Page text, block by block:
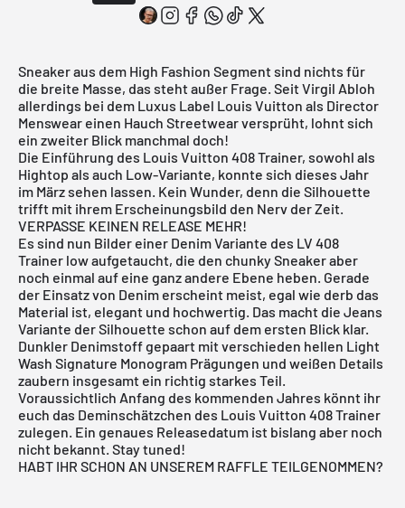
Sneaker aus dem High Fashion Segment sind nichts für
die breite Masse, das steht außer Frage. Seit Virgil Abloh
allerdings bei dem Luxus Label Louis Vuitton als Director
Menswear einen Hauch Streetwear versprüht, lohnt sich
ein zweiter Blick manchmal doch!
Die Einführung des Louis Vuitton 408 Trainer, sowohl als
Hightop als auch Low-Variante, konnte sich dieses Jahr
im März sehen lassen. Kein Wunder, denn die Silhouette
trifft mit ihrem Erscheinungsbild den Nerv der Zeit.
VERPASSE KEINEN RELEASE MEHR!
Es sind nun Bilder einer Denim Variante des LV 408
Trainer lowaufgetaucht, die den chunky Sneaker aber
noch einmal auf eine ganz andere Ebene heben. Gerade
der Einsatz von Denim erscheint meist, egal wie derb das
Material ist, elegant und hochwertig. Das macht die Jeans
Variante der Silhouette schon auf dem ersten Blick klar.
Dunkler Denimstoff gepaart mit verschieden hellen Light
Wash Signature Monogram Prägungen und weißen Details
zaubern insgesamt ein richtig starkes Teil.
Voraussichtlich Anfang des kommenden Jahres könnt ihr
euch das Deminschätzchen des Louis Vuitton 408 Trainer
zulegen. Ein genaues Releasedatum ist bislang aber noch
nicht bekannt. Stay tuned!
HABT IHR SCHON AN UNSEREM RAFFLE TEILGENOMMEN?